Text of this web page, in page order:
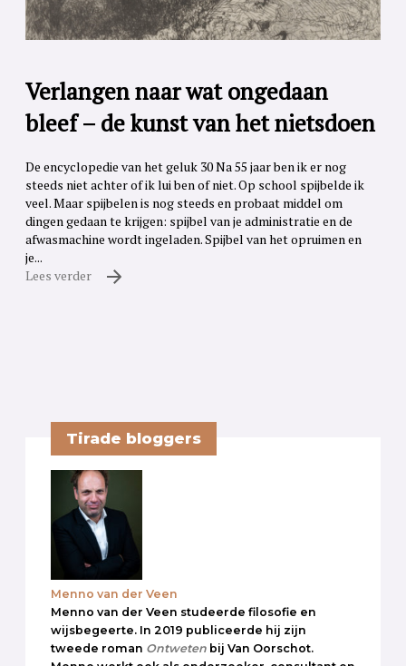
Verlangen naar wat ongedaan
bleef – de kunst van het nietsdoen
De encyclopedie van het geluk 30 Na 55 jaar ben ik er nog
steeds niet achter of ik lui ben of niet. Op school spijbelde ik
veel. Maar spijbelen is nog steeds en probaat middel om
dingen gedaan te krijgen: spijbel van je administratie en de
afwasmachine wordt ingeladen. Spijbel van het opruimen en
je...
Lees verder
Tirade bloggers
Menno van der Veen
Menno van der Veen studeerde filosofie en
wijsbegeerte. In 2019 publiceerde hij zijn
tweede roman Ontweten bij Van Oorschot.